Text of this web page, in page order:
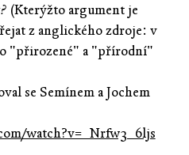
(Kterýžto argument je
z anglického zdroje: v
"přirozené" a "přírodní"
se Semínem a Jochem
watch?v=_Nrfw3_6ljs